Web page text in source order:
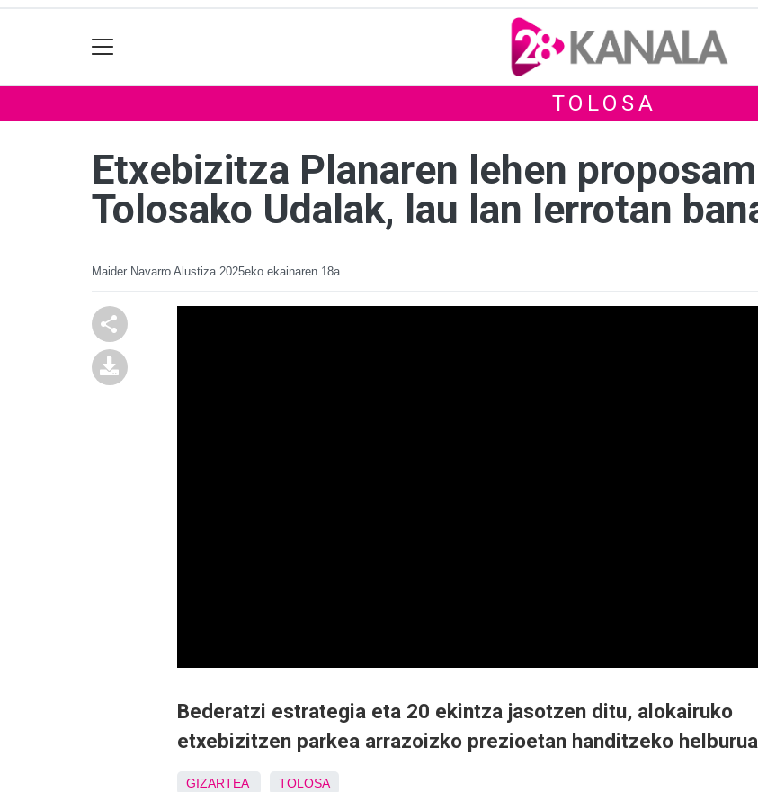
TOLOSA
Etxebizitza Planaren lehen
Tolosako Udalak, lau lan lerrotan
Maider Navarro Alustiza 2025eko ekainaren 18a
Bederatzi estrategia eta 20 ekintza jasotzen ditu, alokairuko
etxebizitzen parkea arrazoizko prezioetan handitzeko
GIZARTEA TOLOSA